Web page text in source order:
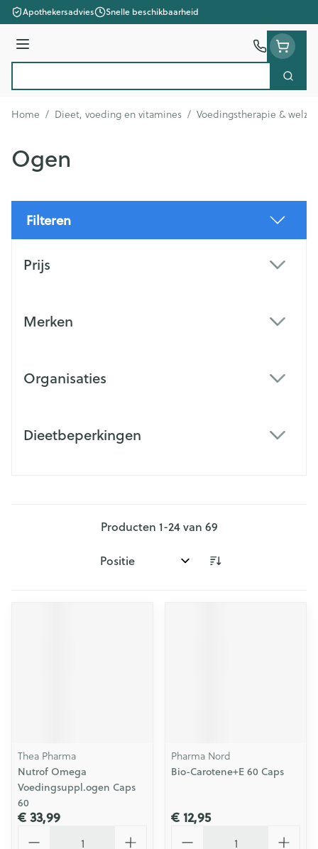
Ga naar de inhoud
Apothekersadvies Snelle beschikbaarheid
Menu
Zoek
Home / Dieet, voeding en vitamines / Voedingstherapie &
Ogen
Filteren
Prijs
Merken
Organisaties
Dieetbeperkingen
Producten 1-24van 69
Sorteer op:
Thea Pharma
Nutrof Omega
Voedingsuppl.ogen Caps
60
€ 33,99
Pharma Nord
Bio-Carotene+E 60 Caps
€ 12,95